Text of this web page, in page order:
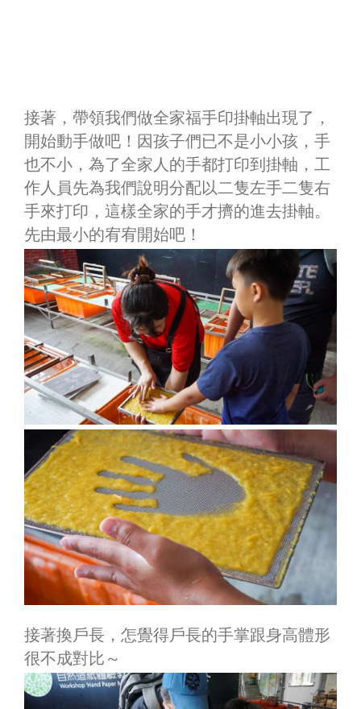
接著，帶領我們做全家福手印掛軸出現了，
開始動手做吧！因孩子們已不是小小孩，手
也不小，為了全家人的手都打印到掛軸，工
作人員先為我們說明分配以二隻左手二隻右
手來打印，這樣全家的手才擠的進去掛軸。
先由最小的宥宥開始吧！
接著換戶長，怎覺得戶長的手掌跟身高體形
很不成對比～